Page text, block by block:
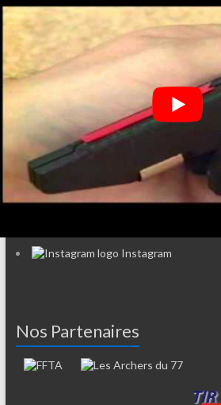
rue de Montguillon
77860 Saint Germain sur Morin
Coordonnées GPS : 48.880380, 2.844567
Jeu d’arc du Mondet
30 rue Mondet
77860 Saint Germain sur Morin
Coordonnées GPS : 48.880458, 2.855070
Instagram
Nos Partenaires